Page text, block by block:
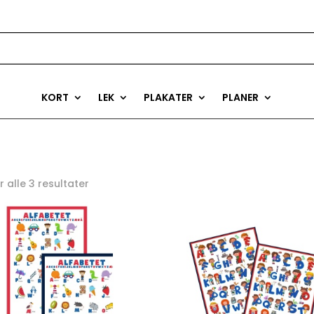
KORT LEK PLAKATER PLANER
alle 3 resultater